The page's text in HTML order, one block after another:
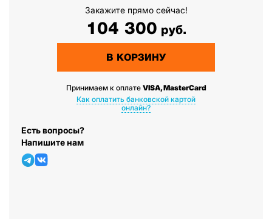
Закажите прямо сейчас!
104 300 руб.
В КОРЗИНУ
Принимаем к оплате VISA, MasterCard
Как оплатить банковской картой
онлайн?
Есть вопросы?
Напишите нам